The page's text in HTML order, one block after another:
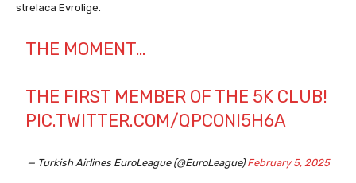
strelaca Evrolige.
THE MOMENT…
THE FIRST MEMBER OF THE 5K CLUB!
PIC.TWITTER.COM/QPCONI5H6A
— Turkish Airlines EuroLeague (@EuroLeague)February 5, 2025